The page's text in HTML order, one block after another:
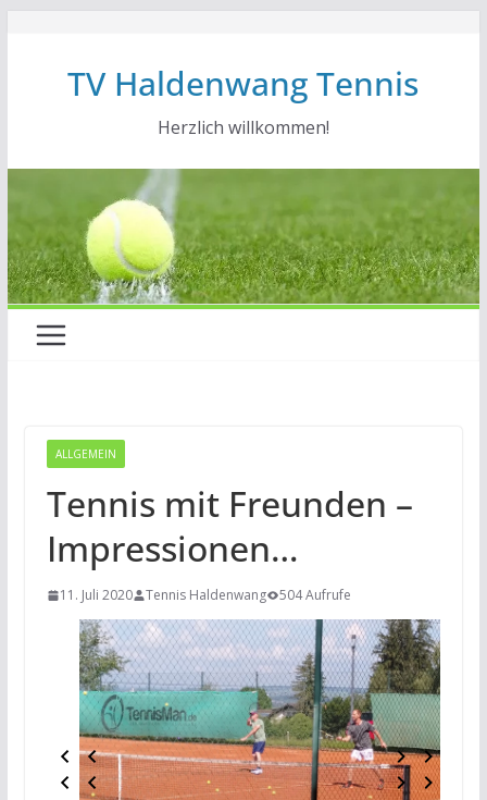
TV Haldenwang Tennis
Herzlich willkommen!
ALLGEMEIN
Tennis mit Freunden –
Impressionen…
11. Juli 2020 Tennis Haldenwang 504 Aufrufe